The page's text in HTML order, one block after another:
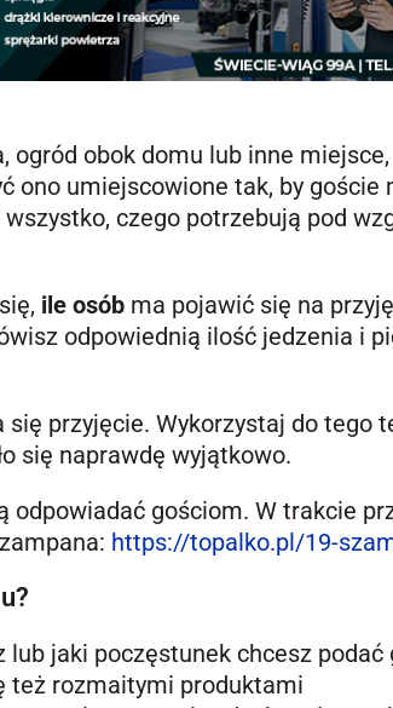
obok domu lub inne
ono umiejscowione tak, by goście
czego potrzebują pod
ile osób ma pojawić się na
odpowiednią ilość jedzenia i
się przyjęcie. Wykorzystaj do tego
się naprawdę wyjątkowo.
odpowiadać gościom. W trakcie
https://topalko.pl/19-
jaki poczęstunek chcesz podać
też rozmaitymi produktami